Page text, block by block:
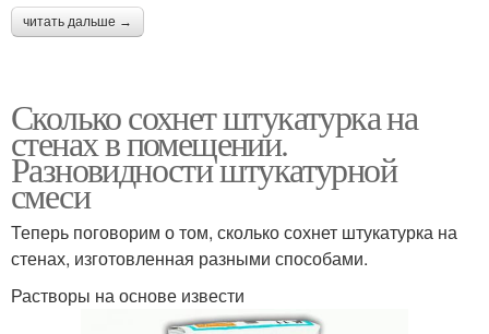
читать дальше →
Сколько сохнет штукатурка на
стенах в помещении.
Разновидности штукатурной
смеси
Теперь поговорим о том, сколько сохнет штукатурка на
стенах, изготовленная разными способами.
Растворы на основе извести